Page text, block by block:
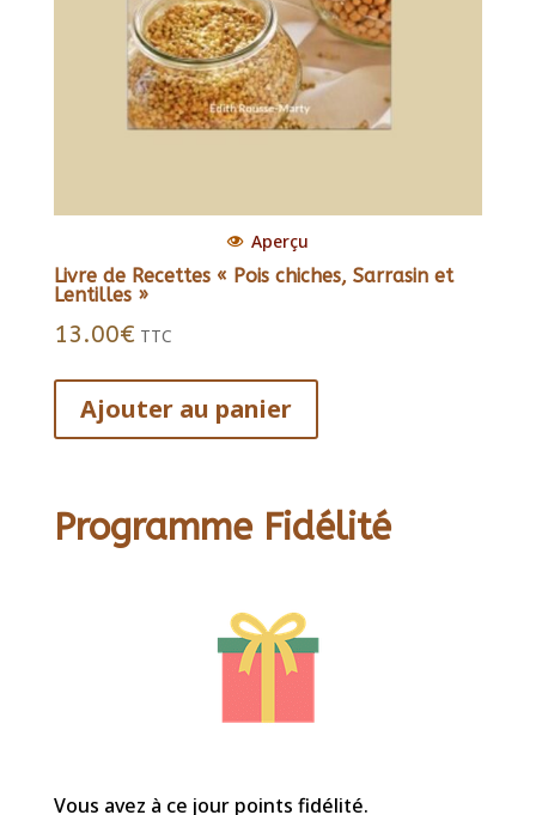
Aperçu
Livre de Recettes « Pois chiches, Sarrasin et
Lentilles »
13.00€ TTC
Ajouter au panier
Programme Fidélité
Vous avez à ce jour points fidélité.